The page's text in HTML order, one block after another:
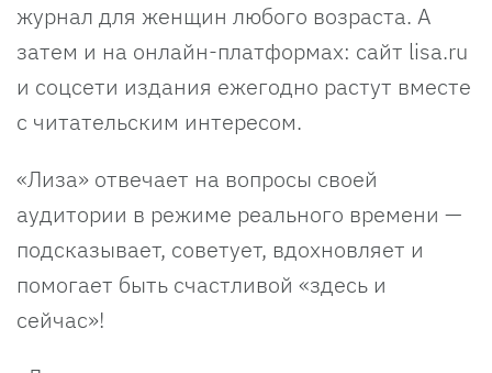
журнал для женщин любого возраста. А
затем и на онлайн-платформах: сайт lisa.ru
и соцсети издания ежегодно растут вместе
с читательским интересом.
«Лиза» отвечает на вопросы своей
аудитории в режиме реального времени —
подсказывает, советует, вдохновляет и
помогает быть счастливой «здесь и
сейчас»!